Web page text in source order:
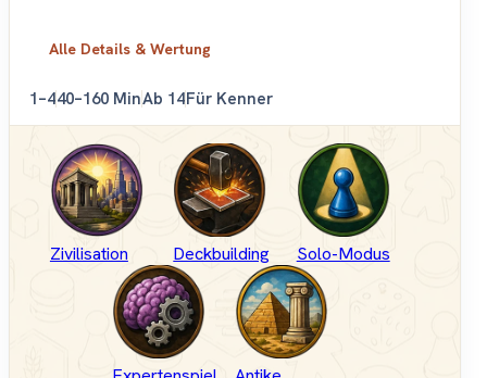
Alle Details & Wertung
1–440–160 MinAb 14Für Kenner
Zivilisation Deckbuilding Solo-Modus